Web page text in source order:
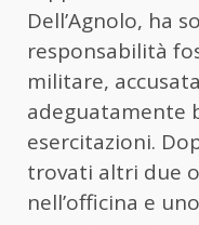
Dell’Agnolo, ha
responsabilità
militare,
adeguatamente
esercitazioni.
trovati altri due
nell’officina e